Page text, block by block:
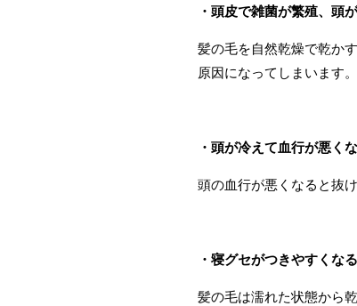
・頭皮で雑菌が繁殖、頭
髪の毛を自然乾燥で乾か
原因になってしまいます。
・頭が冷えて血行が悪く
頭の血行が悪くなると抜
・寝グセがつきやすくなる
髪の毛は濡れた状態から